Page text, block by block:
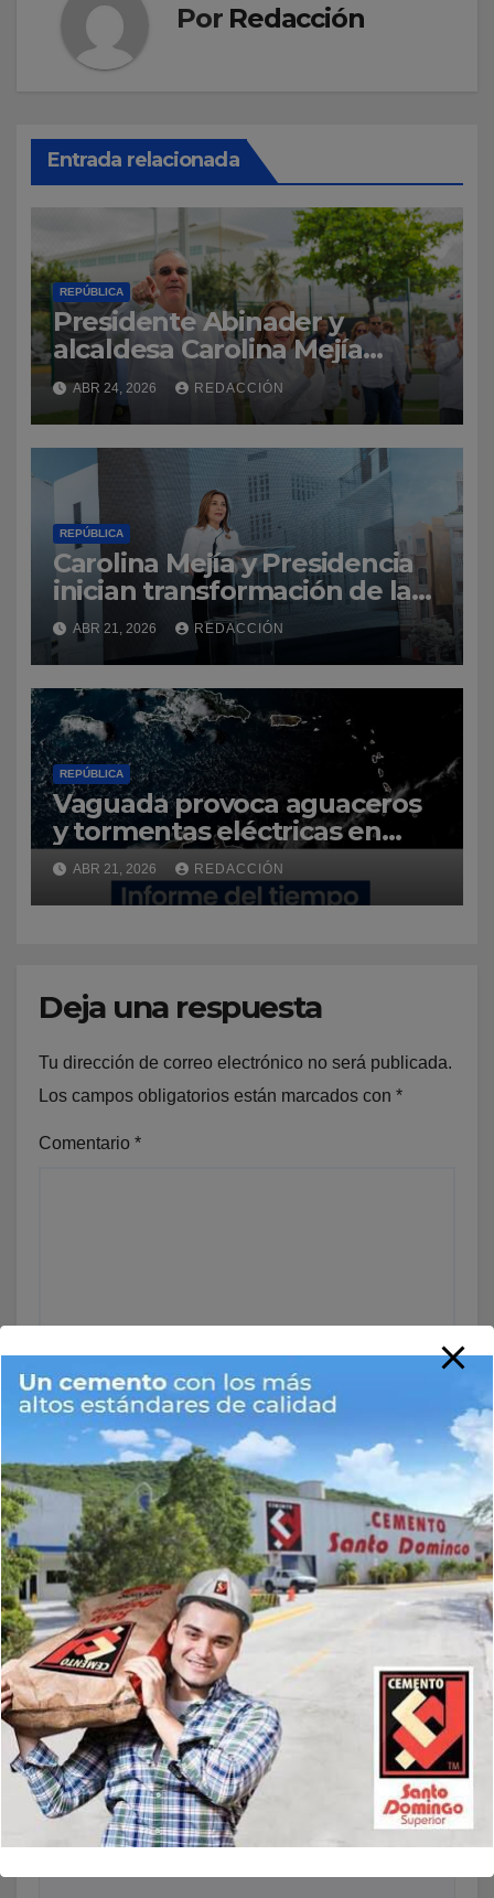
Por Redacción
Entrada relacionada
REPÚBLICA
Presidente Abinader y
alcaldesa Carolina Mejía
inauguran Malecón
Deportivo, que será desde
ahora el punto de encuentro
del deporte dominicano
ABR 24, 2026 REDACCIÓN
REPÚBLICA
Carolina Mejía y Presidencia
inician transformación de la
Ciudad Colonial con la
construcción del parqueo
José Reyes
ABR 21, 2026 REDACCIÓN
REPÚBLICA
Vaguada provoca aguaceros
y tormentas eléctricas en
varias provincias del país
ABR 21, 2026 REDACCIÓN
Deja una respuesta
Tu dirección de correo electrónico no será publicada.
Los campos obligatorios están marcados con *
Comentario *
Nombre*
Correo electrónico*
Web